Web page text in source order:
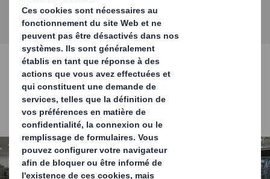
Packaging Systems
Equipements de fin de ligne d'emballage